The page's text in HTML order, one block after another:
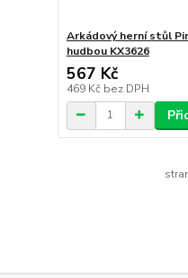
Arkádový herní stůl
hudbou KX3626
567 Kč
469 Kč bez DPH